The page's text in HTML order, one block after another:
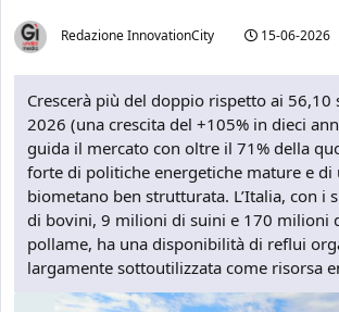
Redazione InnovationCity 15-06-2026
Crescerà più del doppio rispetto ai 56,10
2026 (una crescita del +105% in dieci
guida il mercato con oltre il 71% della
forte di politiche energetiche mature e di
biometano ben strutturata. L’Italia, con i
di bovini, 9 milioni di suini e 170 milioni
pollame, ha una disponibilità di reflui
largamente sottoutilizzata come risorsa